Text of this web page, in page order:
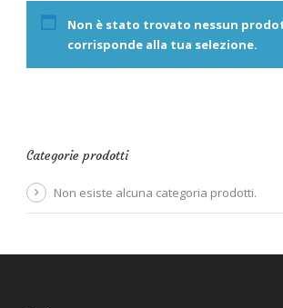
Non è stato trovato nessun
corrisponde alla tua selezione.
Categorie prodotti
Non esiste alcuna categoria prodotti.